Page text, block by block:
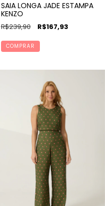
SAIA LONGA JADE ESTAMPA
KENZO
R$239,90 R$167,93
COMPRAR